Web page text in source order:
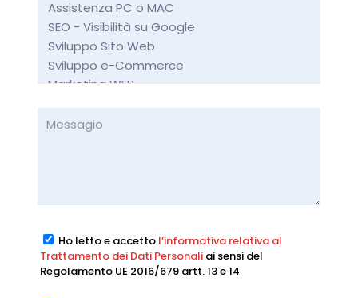
Ho letto e accetto l’informativa relativa al
Trattamento dei Dati Personaliai sensi del
Regolamento UE 2016/679 artt. 13 e 14